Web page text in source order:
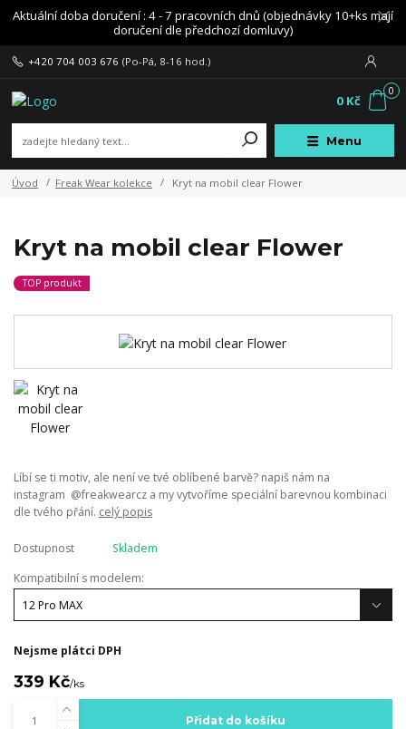
Aktuální doba doručení : 4 - 7 pracovních dnů (objednávky 10+ks mají
doručení dle předchozí domluvy)
Menu
+420 704 003 676 (Po-Pá, 8-16 hod.)
0
0 Kč
Úvod Freak Wear kolekce Kryt na mobil clear Flower
Kryt na mobil clear Flower
TOP produkt
Líbí se ti motiv, ale není ve tvé oblíbené barvě? napiš nám na
instagram @freakwearcz a my vytvoříme speciální barevnou kombinaci
dle tvého přání. celý popis
Dostupnost
Skladem
Kompatibilní s modelem:
Nejsme plátci DPH
339 Kč/ks
Přidat do košíku